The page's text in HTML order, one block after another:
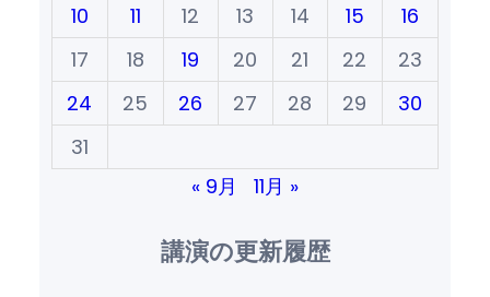
10
11 12 13 14 15
16
17
18 19 20 21 22
23
24
25 26 27 28 29
30
31
« 9月
11月 »
講演の更新履歴